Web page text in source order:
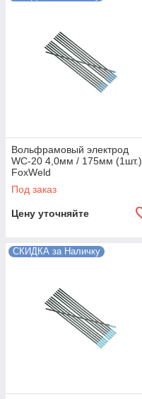
Вольфрамовый электрод
WC-20 4,0мм / 175мм (1шт.)
FoxWeld
Под заказ
Цену уточняйте
СКИДКА за Наличку